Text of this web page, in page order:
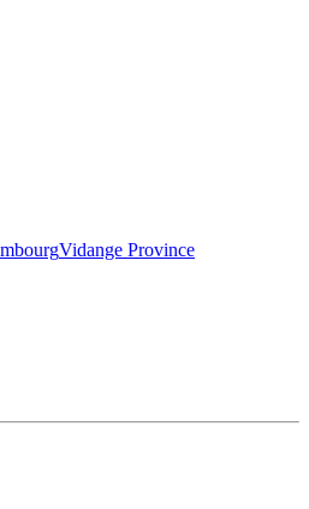
Vidange Province